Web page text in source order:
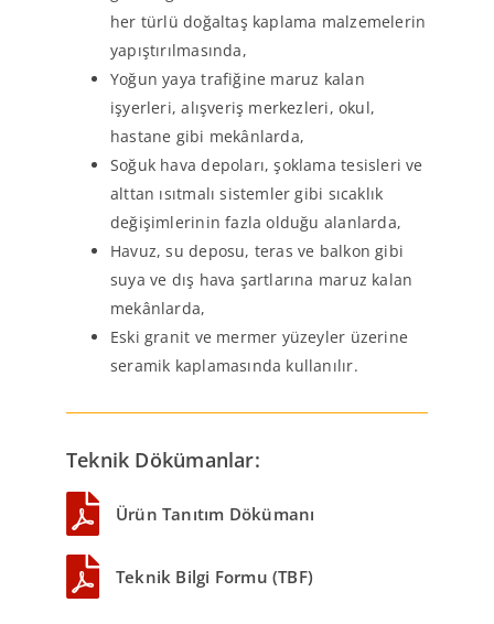
her türlü doğaltaş kaplama malzemelerin
yapıştırılmasında,
Yoğun yaya trafiğine maruz kalan
işyerleri, alışveriş merkezleri, okul,
hastane gibi mekânlarda,
Soğuk hava depoları, şoklama tesisleri ve
alttan ısıtmalı sistemler gibi sıcaklık
değişimlerinin fazla olduğu alanlarda,
Havuz, su deposu, teras ve balkon gibi
suya ve dış hava şartlarına maruz kalan
mekânlarda,
Eski granit ve mermer yüzeyler üzerine
seramik kaplamasında kullanılır.
Teknik Dökümanlar:
Ürün Tanıtım Dökümanı
Teknik Bilgi Formu (TBF)